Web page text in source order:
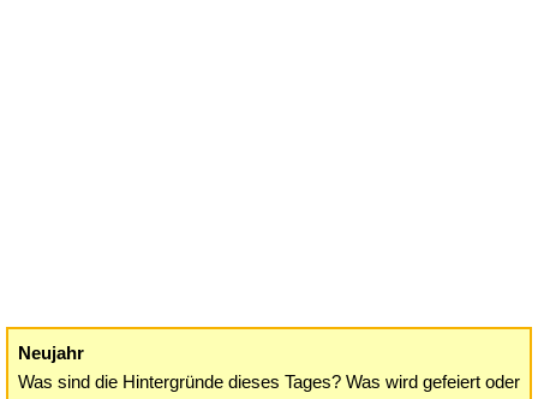
Neujahr
Was sind die Hintergründe dieses Tages? Was wird gefeiert oder